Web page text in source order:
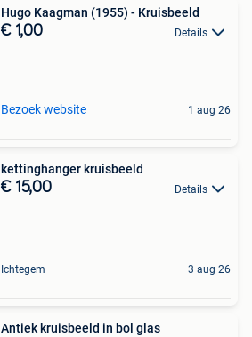
Hugo Kaagman (1955) - Kruisbeeld
€ 1,00 Details
Bezoek website 1 aug 26
kettinghanger kruisbeeld
€ 15,00 Details
Ichtegem 3 aug 26
Antiek kruisbeeld in bol glas